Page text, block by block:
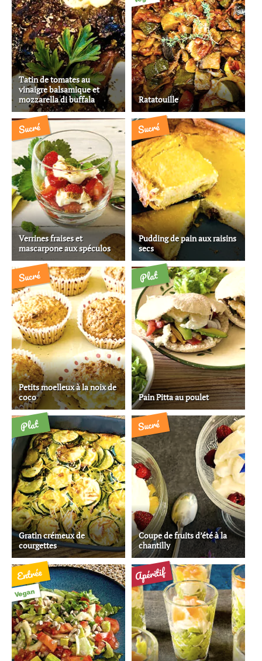
Tatin de tomates au
vinaigre balsamique et
mozzarella di buffala
Ratatouille
Sucré
Verrines fraises et
mascarpone aux spéculos
Sucré
Pudding de pain aux raisins
secs
Sucré
Petits moelleux à la noix de
coco
Plat
Pain Pitta au poulet
Plat
Gratin crémeux de
courgettes
Sucré
Coupe de fruits d’été à la
chantilly
Entrée
Vegan
Apéritif